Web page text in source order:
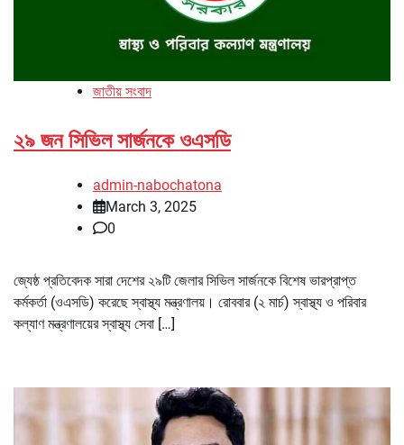
জাতীয় সংবাদ
২৯ জন সিভিল সার্জনকে ওএসডি
admin-nabochatona
March 3, 2025
0
জ্যেষ্ঠ প্রতিবেদক সারা দেশের ২৯টি জেলার সিভিল সার্জনকে বিশেষ ভারপ্রাপ্ত
কর্মকর্তা (ওএসডি) করেছে স্বাস্থ্য মন্ত্রণালয়। রোববার (২ মার্চ) স্বাস্থ্য ও পরিবার
কল্যাণ মন্ত্রণালয়ের স্বাস্থ্য সেবা […]